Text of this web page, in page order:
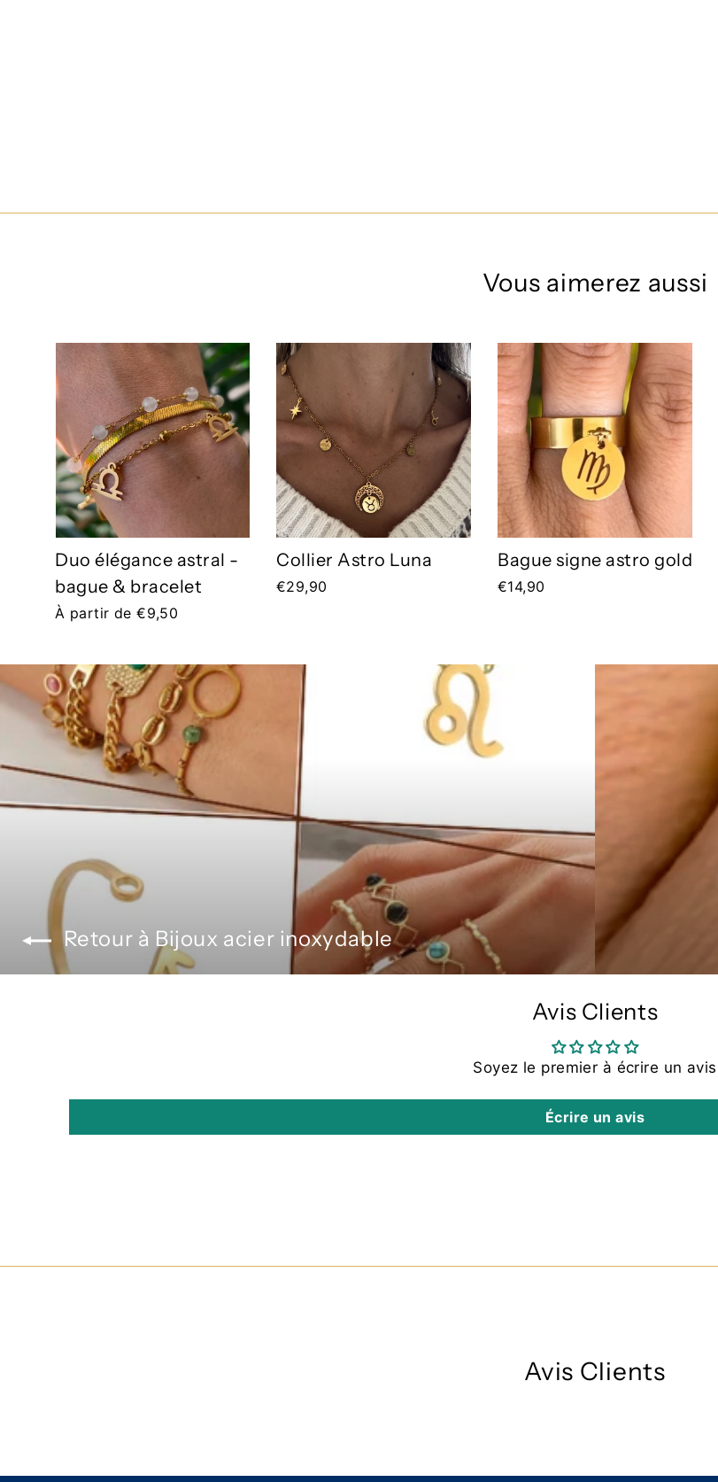
Vous aimerez aussi
Duo élégance astral -
bague & bracelet
À partir de €9,50
Collier Astro Luna
€29,90
Bague signe astro gold
€14,90
Retour à Bijoux acier inoxydable
Avis Clients
Soyez le premier à écrire un avis
Écrire un avis
Avis Clients